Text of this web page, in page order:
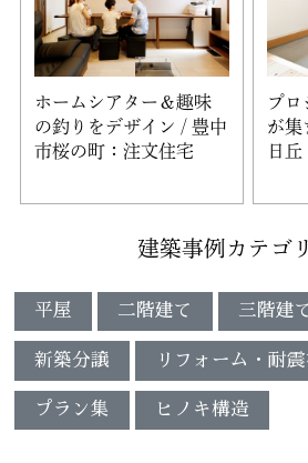
ホームシアター＆趣味
の釣りをデザイン / 豊中
市桜の町：注文住宅
プロ
が集
日
建築事例カテゴ
平屋 二階建て 三階建
新築分譲 リフォーム・耐
プラン集 ヒノキ構造